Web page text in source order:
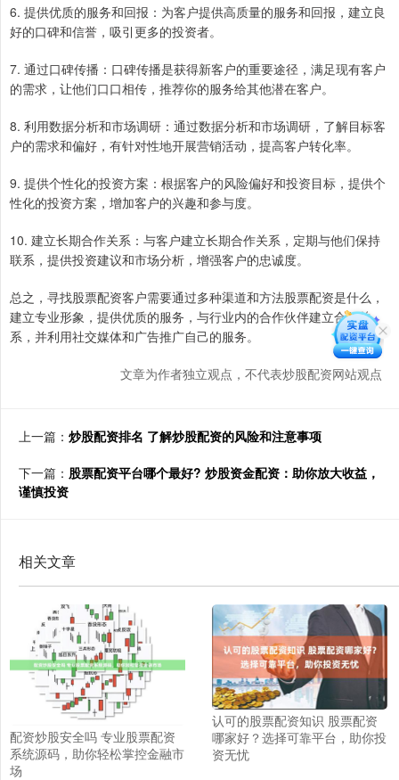
6. 提供优质的服务和回报：为客户提供高质量的服务和回报，建立良
好的口碑和信誉，吸引更多的投资者。
7. 通过口碑传播：口碑传播是获得新客户的重要途径，满足现有客户
的需求，让他们口口相传，推荐你的服务给其他潜在客户。
8. 利用数据分析和市场调研：通过数据分析和市场调研，了解目标客
户的需求和偏好，有针对性地开展营销活动，提高客户转化率。
9. 提供个性化的投资方案：根据客户的风险偏好和投资目标，提供个
性化的投资方案，增加客户的兴趣和参与度。
10. 建立长期合作关系：与客户建立长期合作关系，定期与他们保持
联系，提供投资建议和市场分析，增强客户的忠诚度。
总之，寻找股票配资客户需要通过多种渠道和方法股票配资是什么，
建立专业形象，提供优质的服务，与行业内的合作伙伴建立合作关
系，并利用社交媒体和广告推广自己的服务。
文章为作者独立观点，不代表炒股配资网站观点
上一篇： 炒股配资排名 了解炒股配资的风险和注意事项
下一篇： 股票配资平台哪个最好? 炒股资金配资：助你放大收益，
谨慎投资
相关文章
配资炒股安全吗 专业股票配资
系统源码，助你轻松掌控金融市
场
认可的股票配资知识 股票配资
哪家好？选择可靠平台，助你投
资无忧